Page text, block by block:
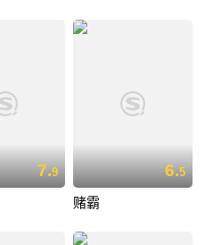
7.9 6.5
赌霸